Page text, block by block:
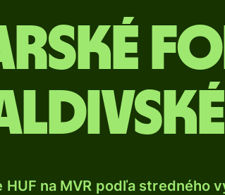
HUF na MVR podľa stredného